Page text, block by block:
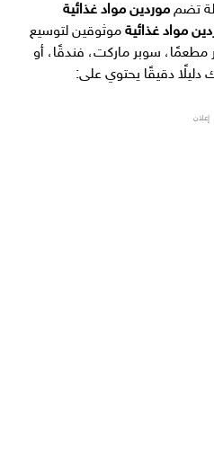
تضم موردين مواد غذائية
مواد غذائية موثوقين لتوسيع
سوبر ماركت، فندقًا، أو
دليلًا دقيقًا يحتوي على:
إعلان